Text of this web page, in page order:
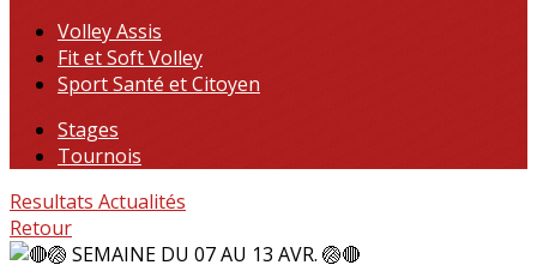
Volley Assis
Fit et Soft Volley
Sport Santé et Citoyen
Stages
Tournois
Resultats Actualités
Retour